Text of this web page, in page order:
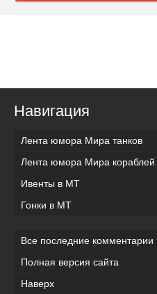
Навигация
Лента юмора Мира танков
Лента юмора Мира кораблей
Ивенты в МТ
Гонки в МТ
Все последние комментарии
Полная версия сайта
Наверх